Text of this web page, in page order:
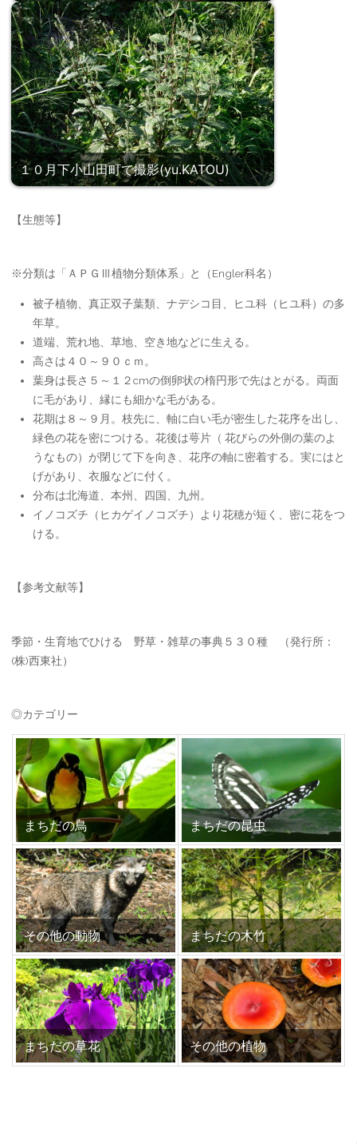
１０月下小山田町で撮影(yu.KATOU)
【生態等】
※分類は「ＡＰＧⅢ植物分類体系」と（Engler科名）
被子植物、真正双子葉類、ナデシコ目、ヒユ科（ヒユ科）の多
年草。
道端、荒れ地、草地、空き地などに生える。
高さは４０～９０ｃｍ。
葉身は長さ５～１２cmの倒卵状の楕円形で先はとがる。両面
に毛があり、縁にも細かな毛がある。
花期は８～９月。枝先に、軸に白い毛が密生した花序を出し、
緑色の花を密につける。花後は萼片（ 花びらの外側の葉のよ
うなもの）が閉じて下を向き、花序の軸に密着する。実にはと
げがあり、衣服などに付く。
分布は北海道、本州、四国、九州。
イノコズチ（ヒカゲイノコズチ）より花穂が短く、密に花をつ
ける。
【参考文献等】
季節・生育地でひける 野草・雑草の事典５３０種 （発行所：
(株)西東社）
◎カテゴリー
まちだの鳥 まちだの昆虫
その他の動物 まちだの木竹
まちだの草花 その他の植物